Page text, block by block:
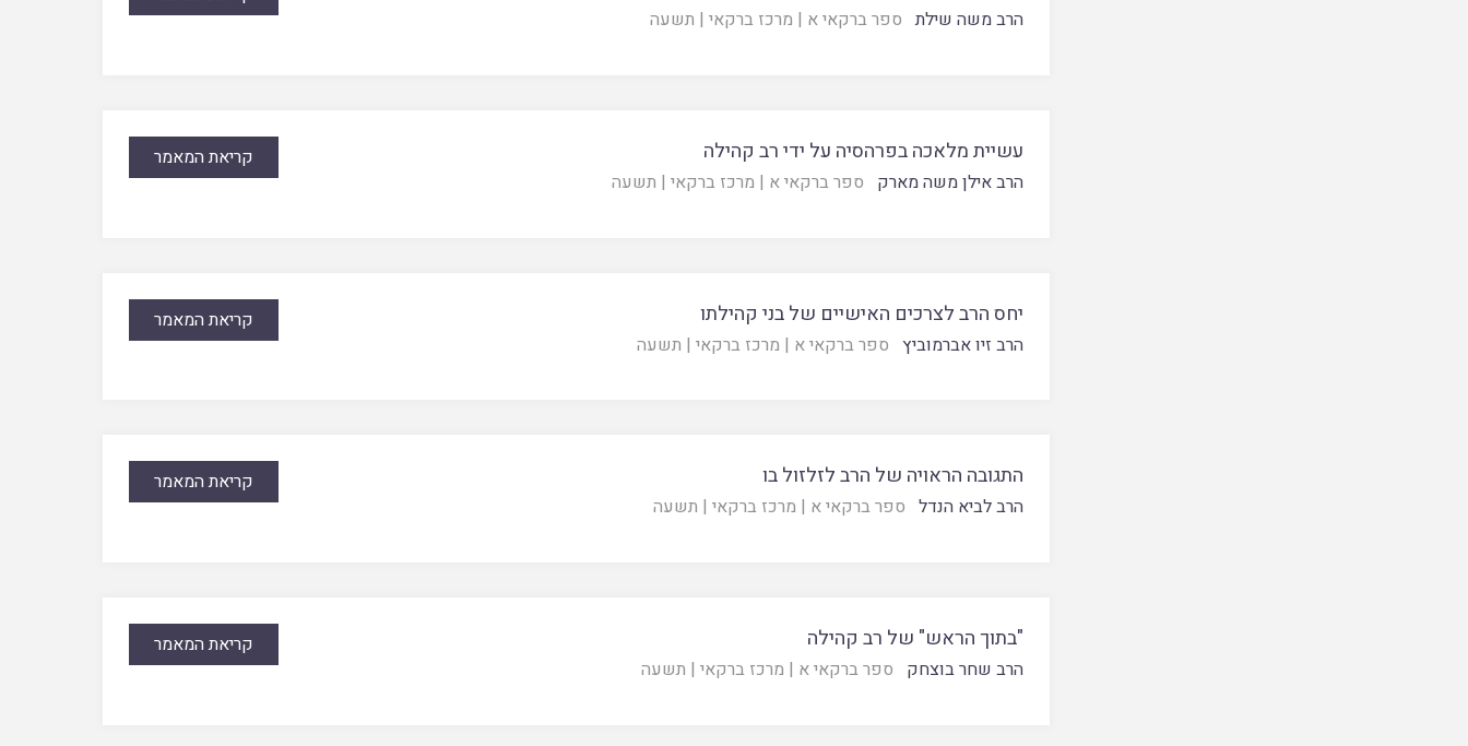
הרב משה שילת ספר ברקאי א | מרכז ברקאי | תשעה
עשיית מלאכה בפרהסיה על ידי רב קהילה
הרב אילן משה מארק ספר ברקאי א | מרכז ברקאי | תשעה
קריאת המאמר
יחס הרב לצרכים האישיים של בני קהילתו
הרב זיו אברמוביץ ספר ברקאי א | מרכז ברקאי | תשעה
קריאת המאמר
התגובה הראויה של הרב לזלזול בו
הרב לביא הנדל ספר ברקאי א | מרכז ברקאי | תשעה
קריאת המאמר
"בתוך הראש" של רב קהילה
הרב שחר בוצחק ספר ברקאי א | מרכז ברקאי | תשעה
קריאת המאמר